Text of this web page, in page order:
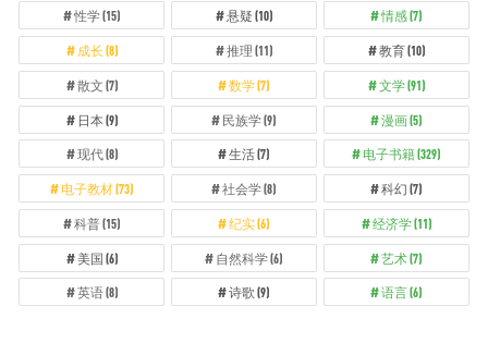
性学(15) 悬疑 (10) 情感(7)
成长 (8) 推理 (11) 教育(10)
散文 (7) 数学(7) 文学(91)
日本 (9) 民族学(9) 漫画(5)
现代(8) 生活(7) 电子书籍(329)
电子教材(73) 社会学(8) 科幻 (7)
科普(15) 纪实(6) 经济学(11)
美国 (6) 自然科学(6) 艺术(7)
英语(8) 诗歌 (9) 语言(6)